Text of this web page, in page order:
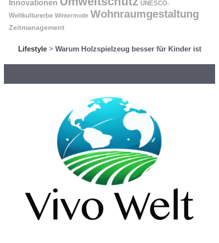
Innovationen
UNESCO-
Weltkulturerbe Wintermode Wohnraumgestaltung
Zeitmanagement
Lifestyle> Warum Holzspielzeug besser für Kinder ist